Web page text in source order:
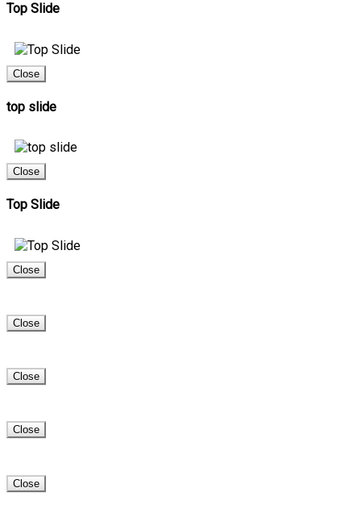
Top Slide
Close
top slide
Close
Top Slide
Close
Close
Close
Close
Close